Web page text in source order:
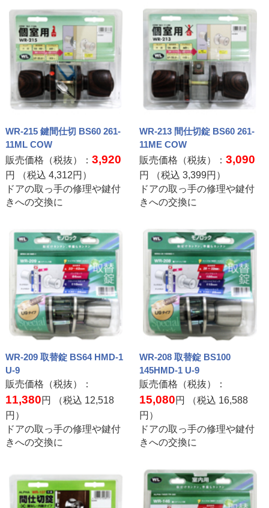
WR-215 鍵間仕切 BS60 261-
11ML COW
販売価格（税抜）： 3,920
円 （税込 4,312円）
ドアの取っ手の修理や鍵付
きへの交換に
WR-213 間仕切錠 BS60 261-
11ME COW
販売価格（税抜）：3,090
円 （税込3,399円）
ドアの取っ手の修理や鍵付
きへの交換に
WR-209 取替錠 BS64 HMD-1
U-9
販売価格（税抜）：
11,380円 （税込 12,518
円）
ドアの取っ手の修理や鍵付
きへの交換に
WR-208 取替錠 BS100
145HMD-1 U-9
販売価格（税抜）：
15,080円 （税込 16,588
円）
ドアの取っ手の修理や鍵付
きへの交換に